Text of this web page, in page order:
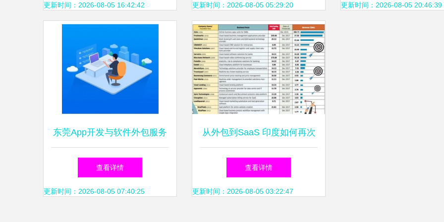
更新时间：2026-08-05 16:42:42 更新时间：2026-08-05 05:29:20 更新时间：2026-08-05 20:46:39
东莞App开发与软件外包服务
全解析 专业公司选择指南
查看详情
更新时间：2026-08-05 07:40:25
从外包到SaaS 印度如何再次
征服全球软件市场？
查看详情
更新时间：2026-08-05 03:22:47